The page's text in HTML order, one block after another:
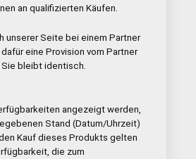
an qualifizierten Käufen.
unserer Seite bei einem Partner
eine Provision vom Partner
bleibt identisch.
angezeigt werden,
Stand (Datum/Uhrzeit)
Kauf dieses Produkts gelten
die zum